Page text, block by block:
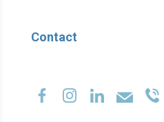
Contact